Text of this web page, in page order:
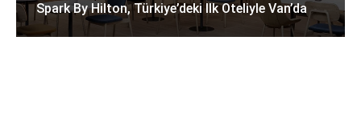
Spark By Hilton, Türkiye’deki Ilk Oteliyle Van’da